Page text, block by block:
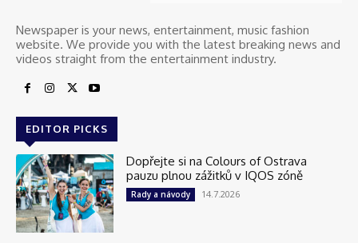
Newspaper is your news, entertainment, music fashion
website. We provide you with the latest breaking news and
videos straight from the entertainment industry.
EDITOR PICKS
Dopřejte si na Colours of Ostrava
pauzu plnou zážitků v IQOS zóně
Rady a návody 14.7.2026